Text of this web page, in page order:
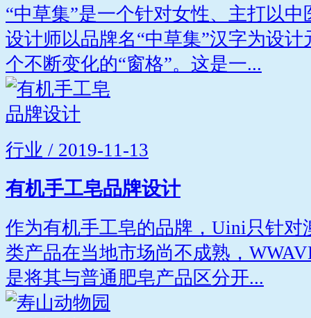
“中草集”是一个针对女性、主打以
设计师以品牌名“中草集”汉字为设
个不断变化的“窗格”。这是一...
行业 / 2019-11-13
有机手工皂品牌设计
作为有机手工皂的品牌，Uini只针对
类产品在当地市场尚不成熟，
是将其与普通肥皂产品区分开...